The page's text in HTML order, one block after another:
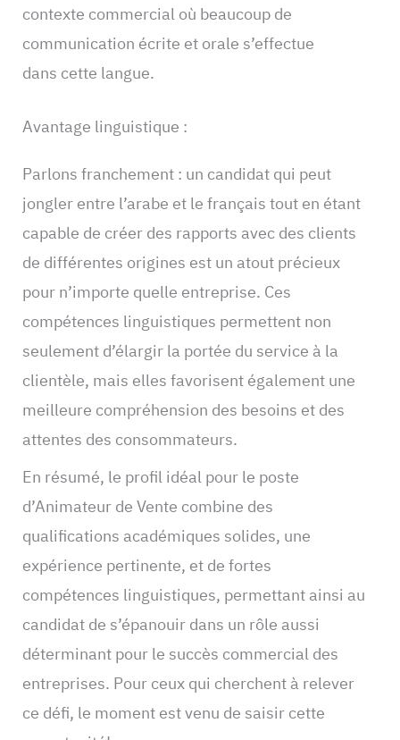
contexte commercial où beaucoup de
communication écrite et orale s’effectue
dans cette langue.
Avantage linguistique :
Parlons franchement : un candidat qui peut
jongler entre l’arabe et le français tout en étant
capable de créer des rapports avec des clients
de différentes origines est un atout précieux
pour n’importe quelle entreprise. Ces
compétences linguistiques permettent non
seulement d’élargir la portée du service à la
clientèle, mais elles favorisent également une
meilleure compréhension des besoins et des
attentes des consommateurs.
En résumé, le profil idéal pour le poste
d’Animateur de Vente combine des
qualifications académiques solides, une
expérience pertinente, et de fortes
compétences linguistiques, permettant ainsi au
candidat de s’épanouir dans un rôle aussi
déterminant pour le succès commercial des
entreprises. Pour ceux qui cherchent à relever
ce défi, le moment est venu de saisir cette